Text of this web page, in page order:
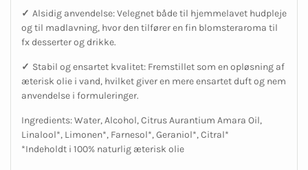
✓ Alsidig anvendelse: Velegnet både til hjemmelavet hudpleje
og til madlavning, hvor den tilfører en fin blomsteraroma til
fx desserter og drikke.
✓ Stabil og ensartet kvalitet: Fremstillet som en opløsning af
æterisk olie i vand, hvilket giver en mere ensartet duft og nem
anvendelse i formuleringer.
Ingredients: Water, Alcohol, Citrus Aurantium Amara Oil,
Linalool*, Limonen*, Farnesol*, Geraniol*, Citral*
*Indeholdt i 100% naturlig æterisk olie